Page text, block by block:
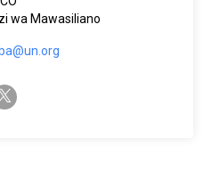
wa Mawasiliano
x